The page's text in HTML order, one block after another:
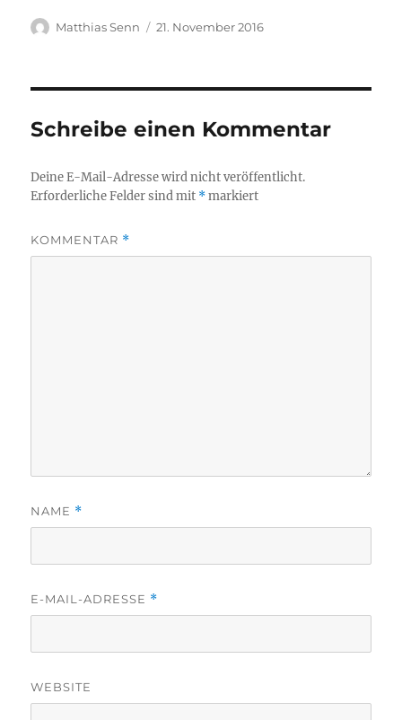
Autor
Matthias Senn
Veröffentlicht
21. November 2016
Schreibe einen Kommentar
Deine E-Mail-Adresse wird nicht veröffentlicht.
Erforderliche Felder sind mit *markiert
KOMMENTAR *
NAME *
E-MAIL-ADRESSE *
WEBSITE